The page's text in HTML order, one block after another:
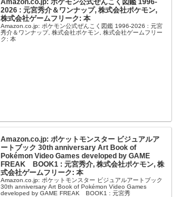
Amazon.co.jp: ポケモン公式ぜんこく図鑑 1996-
2026 : 元宮秀介＆ワンナップ, 株式会社ポケモン,
株式会社ゲームフリーク: 本
Amazon.co.jp: ポケモン公式ぜんこく図鑑 1996-2026 : 元宮
秀介＆ワンナップ, 株式会社ポケモン, 株式会社ゲームフリー
ク: 本
Amazon.co.jp: ポケットモンスター ビジュアルア
ートブック 30th anniversary Art Book of
Pokémon Video Games developed by GAME
FREAK BOOK1 : 元宮秀介, 株式会社ポケモン, 株
式会社ゲームフリーク: 本
Amazon.co.jp: ポケットモンスター ビジュアルアートブック
30th anniversary Art Book of Pokémon Video Games
developed by GAME FREAK BOOK1 : 元宮秀